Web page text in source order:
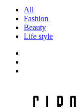
All
Fashion
Beauty
Life style